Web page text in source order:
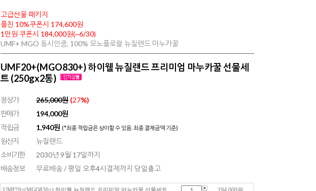
고급선물 패키지
플친 10%쿠폰시 174,600원
1만원 쿠폰시 184,000원(~6/30)
UMF+ MGO 동시인증, 100% 모노플로랄 뉴질랜드 마누카꿀
UMF20+(MGO830+) 하이웰 뉴질랜드 프리미엄 마누카꿀 선물세
트 (250gx2통)
정상가 265,000원 (27%)
판매가
194,000원
적립금
1,940원 (*최종 적립금은 상이할 수 있음. 최종 결제금액 기준)
원산지
뉴질랜드
소비기한
2030년 9월 17일까지
배송정보
무료배송 / 평일 오후4시결제까지 당일출고
UMF20+(MGO830+) 하이웰 뉴질랜드 프리미엄 마누카꿀 선물세트